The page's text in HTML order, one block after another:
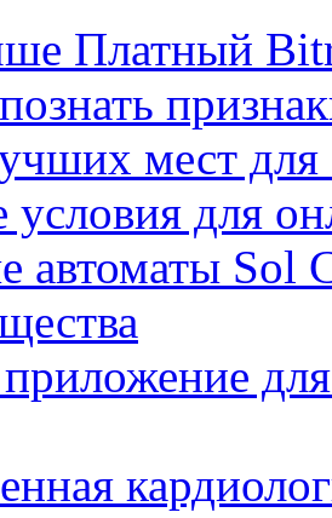
Платный
мест для
для
автоматы Sol